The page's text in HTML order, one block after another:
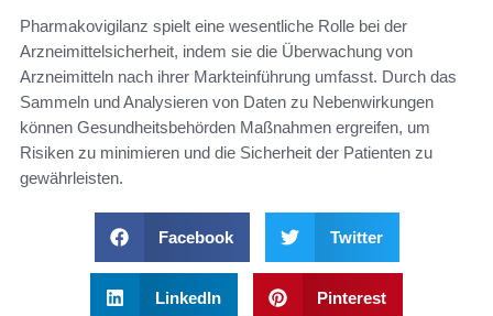
Pharmakovigilanz spielt eine wesentliche Rolle bei der
Arzneimittelsicherheit, indem sie die Überwachung von
Arzneimitteln nach ihrer Markteinführung umfasst. Durch das
Sammeln und Analysieren von Daten zu Nebenwirkungen
können Gesundheitsbehörden Maßnahmen ergreifen, um
Risiken zu minimieren und die Sicherheit der Patienten zu
gewährleisten.
Facebook Twitter
LinkedIn Pinterest